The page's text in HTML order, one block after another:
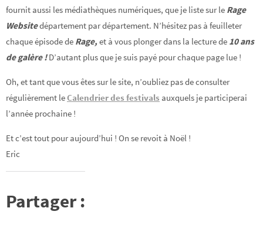
fournit aussi les médiathèques numériques, que je liste sur le Rage
Websitedépartement par département. N’hésitez pas à feuilleter
chaque épisode de Rage, et à vous plonger dans la lecture de 10 ans
de galère !D’autant plus que je suis payé pour chaque page lue !
Oh, et tant que vous êtes sur le site, n’oubliez pas de consulter
régulièrement leCalendrier des festivals auxquels je participerai
l’année prochaine !
Et c’est tout pour aujourd’hui ! On se revoit à Noël !
Eric
Partager :